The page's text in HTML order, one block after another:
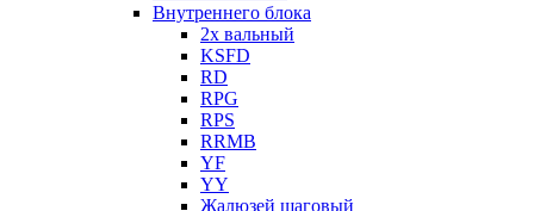
Внутреннего блока
2х вальный
KSFD
RD
RPG
RPS
RRMB
YF
YY
Жалюзей шаговый